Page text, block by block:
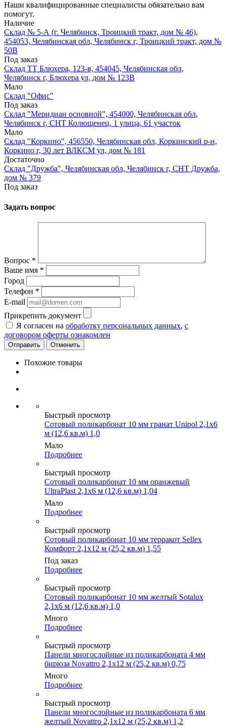
Наши квалифицированные специалисты обязательно вам
помогут.
Наличие
Склад № 5-А (г. Челябинск, Троицкий тракт, дом № 46),
454053, Челябинская обл, Челябинск г, Троицкий тракт, дом №
50В
Под заказ
Склад ТТ Блюхера, 123-в, 454045, Челябинская обл,
Челябинск г, Блюхера ул, дом № 123В
Мало
Склад "Офис"
Под заказ
Склад "Меридиан основной", 454000, Челябинская обл,
Челябинск г, СНТ Колющенец, 1 улица, 61 участок
Мало
Склад "Коркино", 456550, Челябинская обл, Коркинский р-н,
Коркино г, 30 лет ВЛКСМ ул, дом № 181
Достаточно
Склад "Дружба", Челябинская обл, Челябинск г, СНТ Дружба,
дом № 379
Под заказ
Задать вопрос
Вопрос *
Ваше имя *
Город
Телефон *
E-mail
Прикрепить документ
Я согласен на обработку персональных данных, с
договором оферты ознакомлен
Отменить
Похожие товары
Быстрый просмотр
Сотовый поликарбонат 10 мм гранат Unipol 2,1х6
м (12,6 кв.м) 1,0
Мало
Подробнее
Быстрый просмотр
Сотовый поликарбонат 10 мм оранжевый
UltraPlast 2,1х6 м (12,6 кв.м) 1,04
Мало
Подробнее
Быстрый просмотр
Сотовый поликарбонат 10 мм терракот Sellex
Комфорт 2,1х12 м (25,2 кв.м) 1,55
Под заказ
Подробнее
Быстрый просмотр
Сотовый поликарбонат 10 мм желтый Sotalux
2,1х6 м (12,6 кв.м) 1,0
Много
Подробнее
Быстрый просмотр
Панели многослойные из поликарбоната 4 мм
бирюза Novattro 2,1х12 м (25,2 кв.м) 0,75
Много
Подробнее
Быстрый просмотр
Панели многослойные из поликарбоната 6 мм
желтый Novattro 2,1х12 м (25,2 кв.м) 1,2